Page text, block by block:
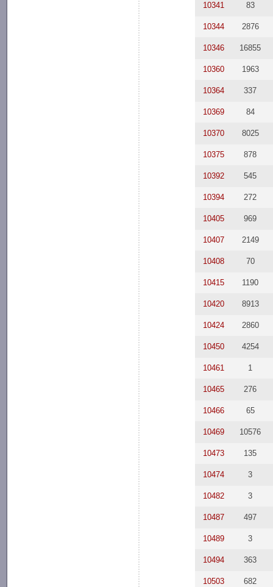
10341 83
10344 2876
10346 16855
10360 1963
10364 337
10369 84
10370 8025
10375 878
10392 545
10394 272
10405 969
10407 2149
10408 70
10415 1190
10420 8913
10424 2860
10450 4254
10461 1
10465 276
10466 65
10469 10576
10473 135
10474 3
10482 3
10487 497
10489 3
10494 363
10503 682